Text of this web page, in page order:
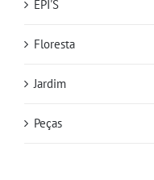
EPI'S
Floresta
Jardim
Peças